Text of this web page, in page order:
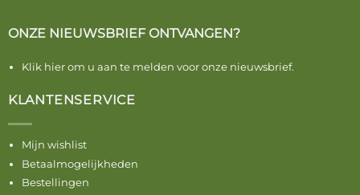
ONZE NIEUWSBRIEF ONTVANGEN?
Klik hier om u aan te melden voor onze nieuwsbrief.
KLANTENSERVICE
Mijn wishlist
Betaalmogelijkheden
Bestellingen